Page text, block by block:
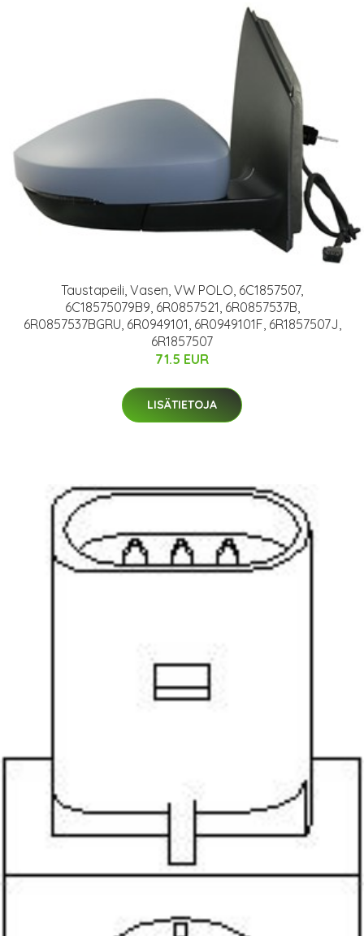
Taustapeili, Vasen, VW POLO, 6C1857507,
6C18575079B9, 6R0857521, 6R0857537B,
6R0857537BGRU, 6R0949101, 6R0949101F, 6R1857507J,
6R1857507
71.5 EUR
LISÄTIETOJA